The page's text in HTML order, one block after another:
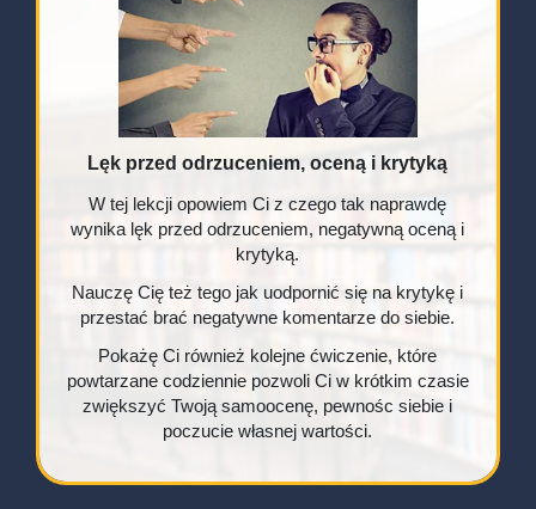
Lęk przed odrzuceniem, oceną i krytyką
W tej lekcji opowiem Ci z czego tak naprawdę
wynika lęk przed odrzuceniem, negatywną oceną i
krytyką.
Nauczę Cię też tego jak uodpornić się na krytykę i
przestać brać negatywne komentarze do siebie.
Pokażę Ci również kolejne ćwiczenie, które
powtarzane codziennie pozwoli Ci w krótkim czasie
zwiększyć Twoją samoocenę, pewnośc siebie i
poczucie własnej wartości.